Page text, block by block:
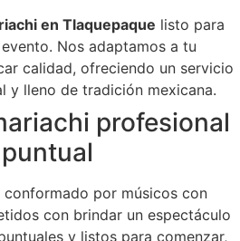
en Tlaquepaque listo para
Nos adaptamos a tu
calidad, ofreciendo un servicio
y lleno de tradición mexicana.
profesional
por músicos con
con brindar un espectáculo
y listos para comenzar,